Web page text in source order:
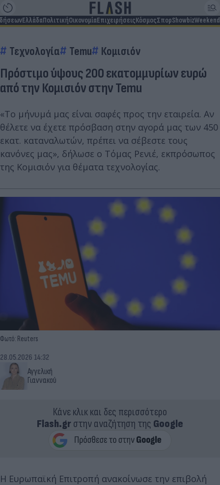
ΕλλάδαΠολιτικήΟικονομίαΕπιχειρήσειςΚόσμοςΣπορShowbizWeekend
Τεχνολογία Temu Κομισιόν
Πρόστιμο ύψους 200 εκατομμυρίων ευρώ
από την Κομισιόν στην Temu
«Το μήνυμά μας είναι σαφές προς την εταιρεία. Αν
θέλετε να έχετε πρόσβαση στην αγορά μας των 450
εκατ. καταναλωτών, πρέπει να σέβεστε τους
κανόνες μας», δήλωσε ο Τόμας Ρενιέ, εκπρόσωπος
της Κομισιόν για θέματα τεχνολογίας.
Φωτό: Reuters
Αγγελική
Γιαννακού
28.05.2026 14:32
Κάνε κλικ και δες περισσότερο
Flash.grστην αναζήτηση της Google
Η Ευρωπαϊκή Επιτροπή ανακοίνωσε την επιβολή